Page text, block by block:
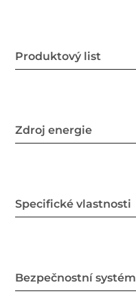
Produktový list
Zdroj energie
Specifické vlastnosti
Bezpečnostní systém